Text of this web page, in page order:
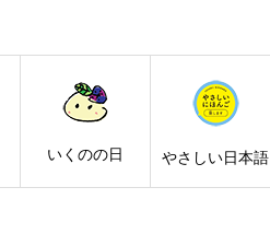
いくのの日 やさしい日本語